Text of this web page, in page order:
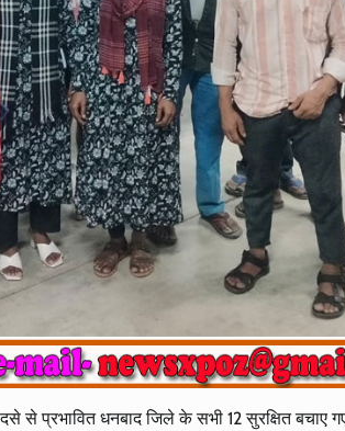
से प्रभावित धनबाद जिले के सभी 12 सुरक्षित